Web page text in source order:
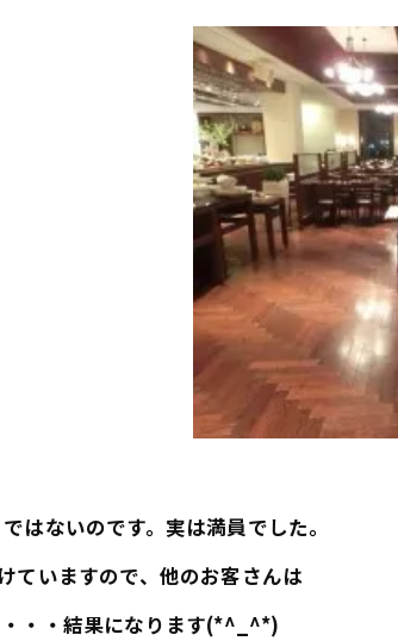
はないのです。実は満員でした。
ていますので、他のお客さんは
・・結果になります(*^_^*)